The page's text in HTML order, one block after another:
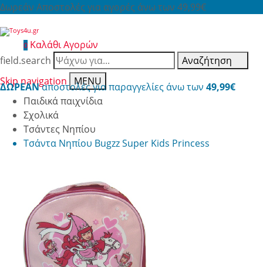
Δωρεάν Αποστολές για αγορές άνω των 49,99€
0 Καλάθι Αγορών
field.search
Αναζήτηση
Skip navigation
MENU
ΔΩΡΕΑΝαποστολές για παραγγελίες άνω των 49,99€
Παιδικά παιχνίδια
Σχολικά
Τσάντες Νηπίου
Τσάντα Νηπίου Bugzz Super Kids Princess